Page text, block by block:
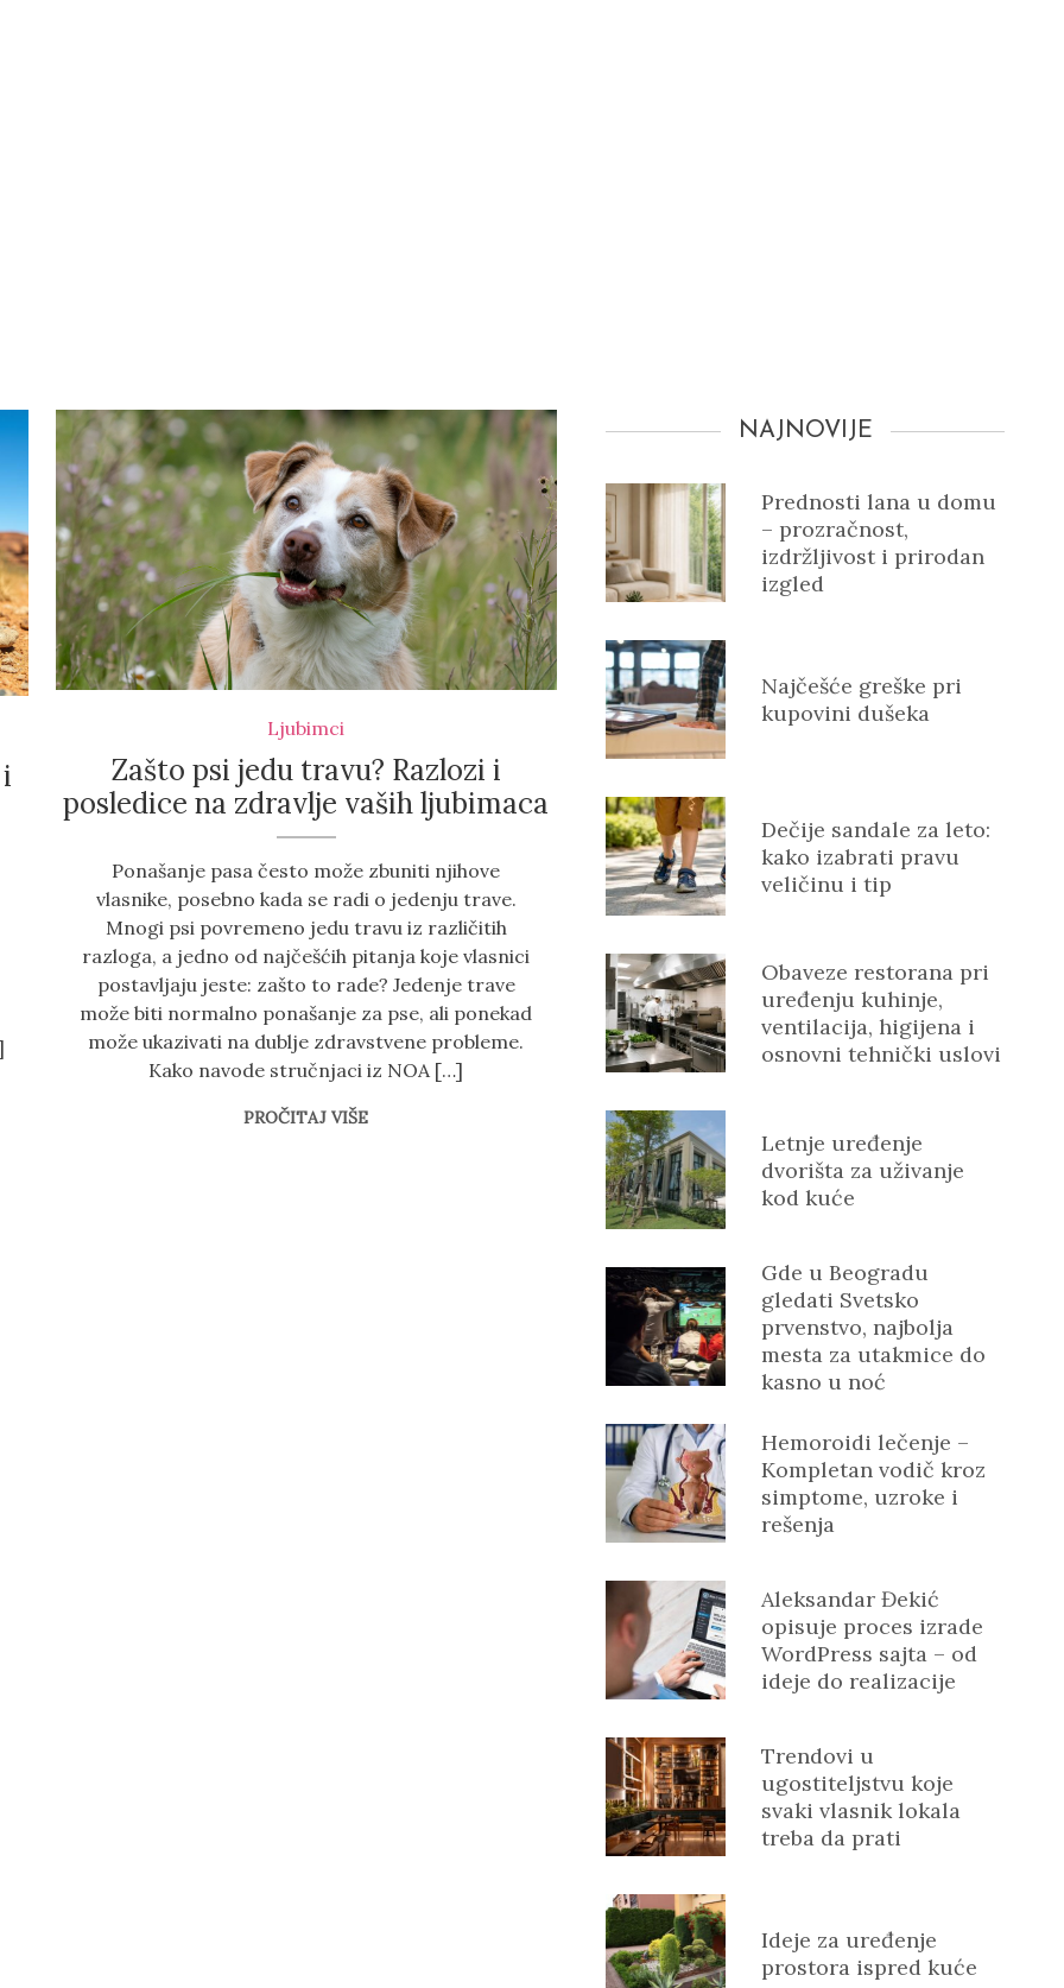
Zasto psi jedu travu
Ljubimci
Zašto psi jedu travu? Razlozi i
posledice na zdravlje vaših ljubimaca
Ponašanje pasa često može zbuniti njihove
vlasnike, posebno kada se radi o jedenju trave.
Mnogi psi povremeno jedu travu iz različitih
razloga, a jedno od najčešćih pitanja koje vlasnici
postavljaju jeste: zašto to rade? Jedenje trave
može biti normalno ponašanje za pse, ali ponekad
može ukazivati na dublje zdravstvene probleme.
Kako navode stručnjaci iz NOA […]
PROČITAJ VIŠE
NAJNOVIJE
Prednosti lana u domu
– prozračnost,
izdržljivost i prirodan
izgled
Najčešće greške pri
kupovini dušeka
Dečije sandale za leto:
kako izabrati pravu
veličinu i tip
Obaveze restorana pri
uređenju kuhinje,
ventilacija, higijena i
osnovni tehnički uslovi
Letnje uređenje
dvorišta za uživanje
kod kuće
Gde u Beogradu
gledati Svetsko
prvenstvo, najbolja
mesta za utakmice do
kasno u noć
Hemoroidi lečenje –
Kompletan vodič kroz
simptome, uzroke i
rešenja
Aleksandar Đekić
opisuje proces izrade
WordPress sajta – od
ideje do realizacije
Trendovi u
ugostiteljstvu koje
svaki vlasnik lokala
treba da prati
Ideje za uređenje
prostora ispred kuće